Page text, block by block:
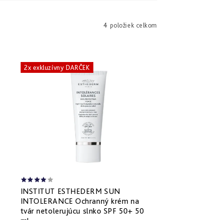
4 položiek celkom
2x exkluzívny DARČEK
INSTITUT ESTHEDERM SUN
INTOLERANCE Ochranný krém na
tvár netolerujúcu slnko SPF 50+ 50